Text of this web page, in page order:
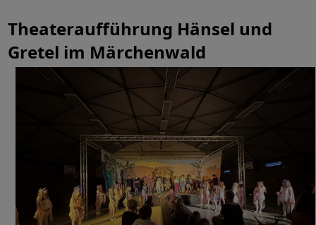
Theateraufführung Hänsel und
Gretel im Märchenwald